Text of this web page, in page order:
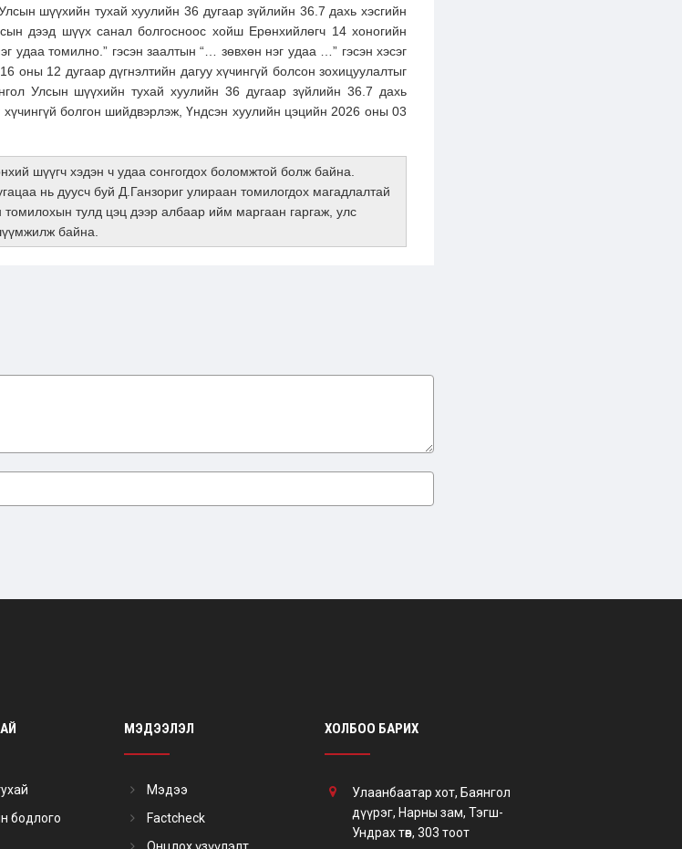
шүүхийн тухай хуулийн 36 дугаар зүйлийн 36.7 дахь хэсгийн
дээд шүүх санал болгосноос хойш Ерөнхийлөгч 14 хоногийн
удаа томилно.” гэсэн заалтын “… зөвхөн нэг удаа …” гэсэн хэсэг
оны 12 дугаар дүгнэлтийн дагуу хүчингүй болсон зохицуулалтыг
Улсын шүүхийн тухай хуулийн 36 дугаар зүйлийн 36.7 дахь
хүчингүй болгон шийдвэрлэж, Үндсэн хуулийн цэцийн 2026 оны 03
шүүгч хэдэн ч удаа сонгогдох боломжтой болж байна.
нь дуусч буй Д.Ганзориг улираан томилогдох магадлалтай
тулд цэц дээр албаар ийм маргаан гаргаж, улс
байна.
бодлого
МЭДЭЭЛЭЛ
Мэдээ
Factcheck
Онцлох үзүүлэлт
ХОЛБОО БАРИХ
Улаанбаатар хот, Баянгол
дүүрэг, Нарны зам, Тэгш-
Ундрах төв, 303 тоот